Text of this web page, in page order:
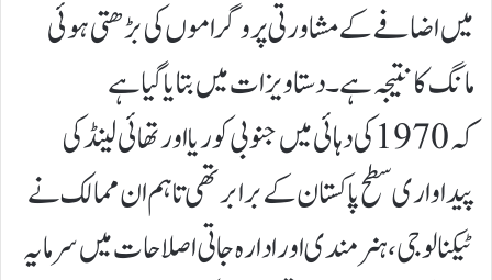
میں اضافے کے مشاورتی پروگراموں کی بڑھتی ہوئی
مانگ کا نتیجہ ہے۔ دستاویزات میں بتایا گیا ہے
کہ 1970 کی دہائی میں جنوبی کوریا اور تھائی لینڈ کی
پیداواری سطح پاکستان کے برابر تھی تاہم ان ممالک نے
ٹیکنالوجی، ہنرمندی اور ادارہ جاتی اصلاحات میں سرمایہ